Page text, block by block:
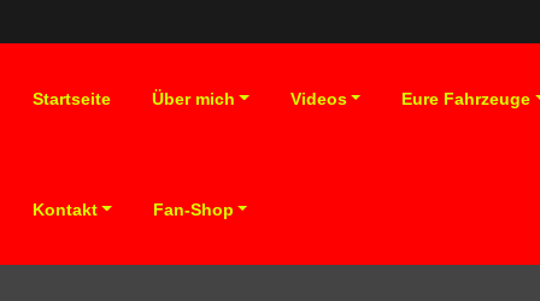
Startseite Über mich Videos Eure Fahrzeuge
Kontakt Fan-Shop